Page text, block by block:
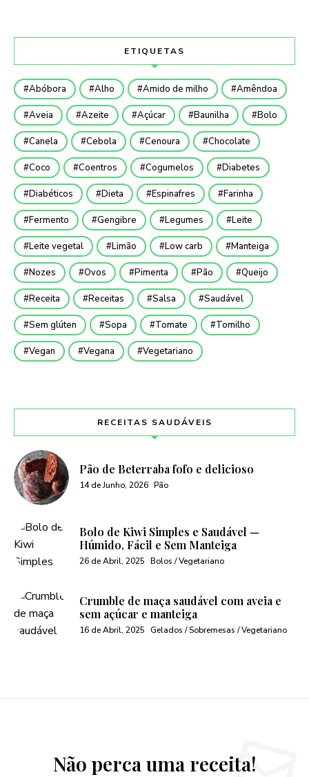
ETIQUETAS
Abóbora Alho Amido de milho Amêndoa
Aveia Azeite Açúcar Baunilha Bolo
Canela Cebola Cenoura Chocolate
Coco Coentros Cogumelos Diabetes
Diabéticos Dieta Espinafres Farinha
Fermento Gengibre Legumes Leite
Leite vegetal Limão Low carb Manteiga
Nozes Ovos Pimenta Pão Queijo
Receita Receitas Salsa Saudável
Sem glúten Sopa Tomate Tomilho
Vegan Vegana Vegetariano
RECEITAS SAUDÁVEIS
Pão de Beterraba fofo e delicioso
14 de Junho, 2026 Pão
Bolo de Kiwi Simples e Saudável —
Húmido, Fácil e Sem Manteiga
26 de Abril, 2025 Bolos / Vegetariano
Crumble de maça saudável com aveia e
sem açúcar e manteiga
16 de Abril, 2025 Gelados / Sobremesas / Vegetariano
Não perca uma receita!